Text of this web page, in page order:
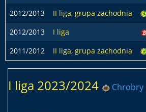
2012/2013
II liga, grupa zachodnia
2012/2013
I liga
2011/2012
II liga, grupa zachodnia
I liga 2023/2024 Chrobry